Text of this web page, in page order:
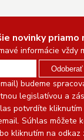
novinky priamo
informácie vždy
Odoberať
budeme
legislatívou a
potvrdíte
Súhlas môžete
kliknutím na